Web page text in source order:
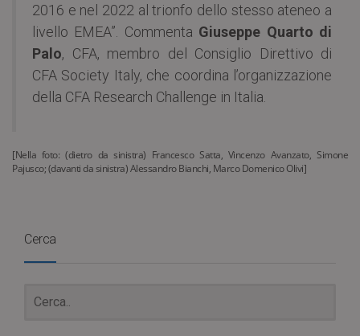
2016 e nel 2022 al trionfo dello stesso ateneo a
livello EMEA”. Commenta Giuseppe Quarto di
Palo, CFA, membro del Consiglio Direttivo di
CFA Society Italy, che coordina l’organizzazione
della CFA Research Challenge in Italia.
[Nella foto: (dietro da sinistra) Francesco Satta, Vincenzo Avanzato, Simone
Pajusco; (davanti da sinistra) Alessandro Bianchi, Marco Domenico Olivi]
Cerca